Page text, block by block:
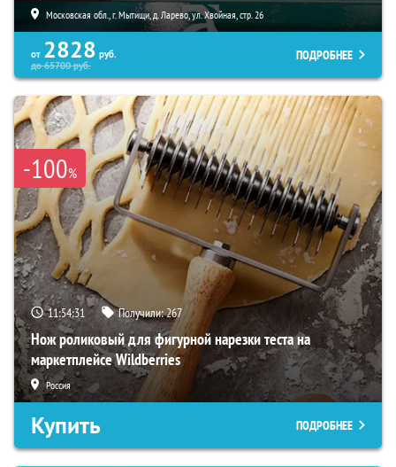
Московская обл., г. Мытищи, д. Ларево, ул. Хвойная, стр. 26
от 2828 руб.
до65700руб.
ПОДРОБНЕЕ
-100%
11:54:30 Получили:267
Нож роликовый для фигурной нарезки теста на
маркетплейсе Wildberries
Россия
Купить ПОДРОБНЕЕ